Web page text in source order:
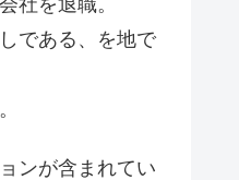
である、を地で
ンが含まれてい